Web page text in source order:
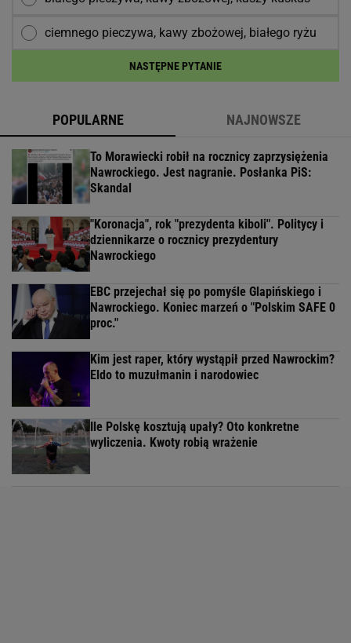
ciemnego pieczywa, kawy zbożowej, białego ryżu
NASTĘPNE PYTANIE
POPULARNE NAJNOWSZE
To Morawiecki robił na rocznicy zaprzysiężenia
Nawrockiego. Jest nagranie. Posłanka PiS:
Skandal
"Koronacja", rok "prezydenta kiboli". Politycy i
dziennikarze o rocznicy prezydentury
Nawrockiego
EBC przejechał się po pomyśle Glapińskiego i
Nawrockiego. Koniec marzeń o "Polskim SAFE 0
proc."
Kim jest raper, który wystąpił przed Nawrockim?
Eldo to muzułmanin i narodowiec
Ile Polskę kosztują upały? Oto konkretne
wyliczenia. Kwoty robią wrażenie